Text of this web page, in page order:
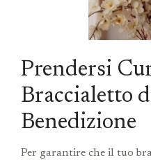
Prendersi
Braccialetto
Benedizione
Per garantire che il tuo